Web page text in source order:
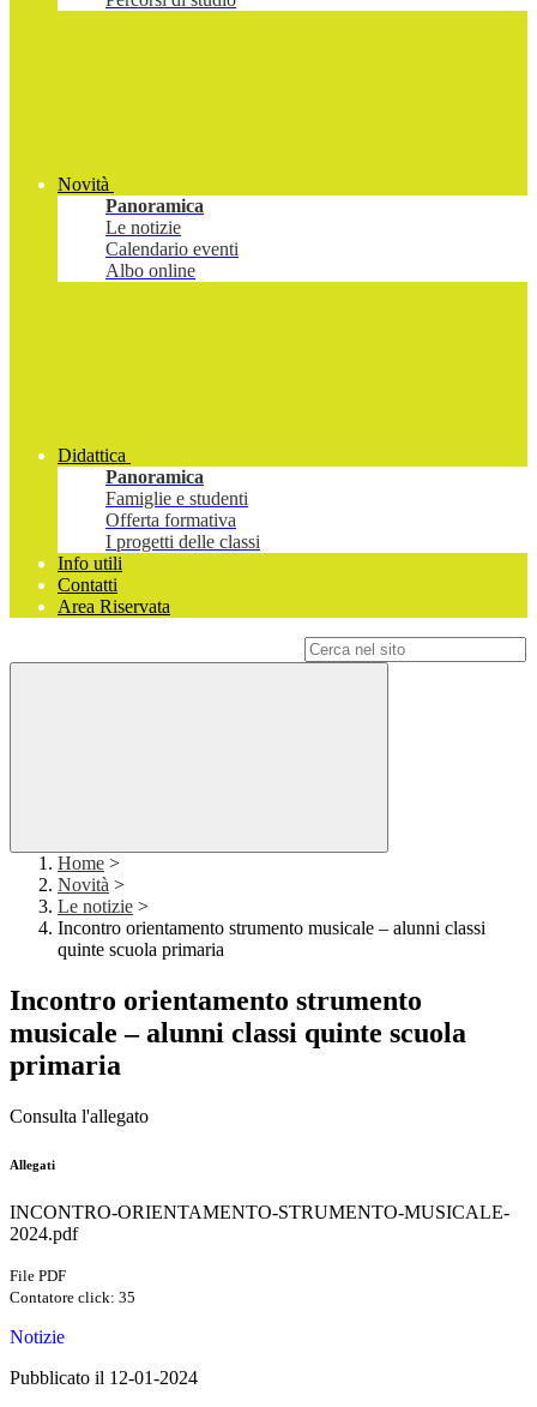
Novità
Panoramica
Le notizie
Calendario eventi
Albo online
Didattica
Panoramica
Famiglie e studenti
Offerta formativa
I progetti delle classi
Info utili
Contatti
Area Riservata
Home >
Novità >
Le notizie >
Incontro orientamento strumento musicale – alunni classi
quinte scuola primaria
Incontro orientamento strumento
musicale – alunni classi quinte scuola
primaria
Consulta l'allegato
Allegati
INCONTRO-ORIENTAMENTO-STRUMENTO-MUSICALE-
2024.pdf
File PDF
Contatore click: 35
Notizie
Pubblicato il 12-01-2024